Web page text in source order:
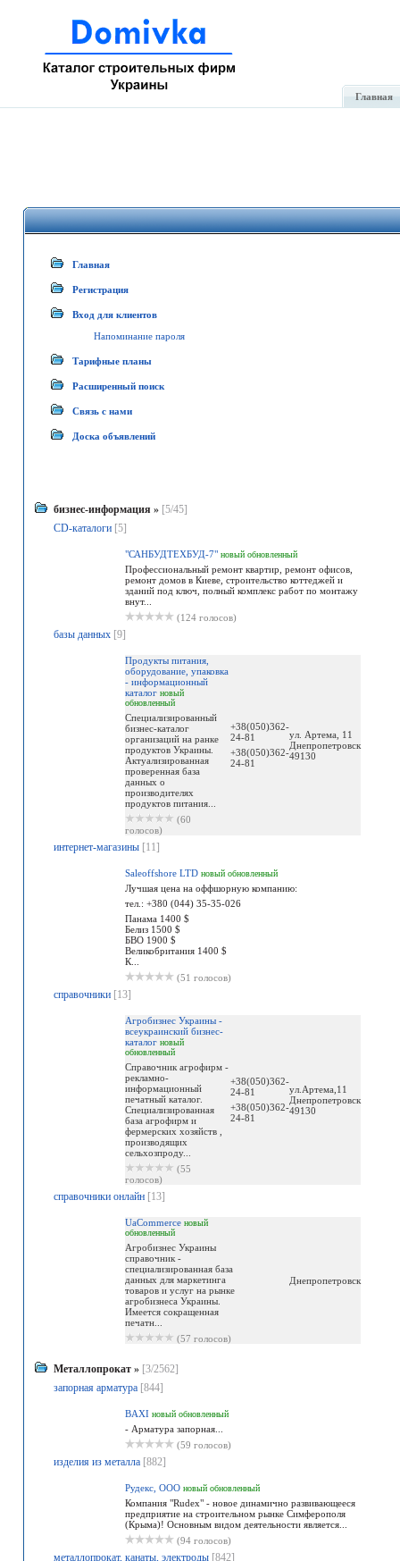
Главная
Главная
Регистрация
Вход для клиентов
Напоминание пароля
Тарифные планы
Расширенный поиск
Связь с нами
Доска объявлений
бизнес-информация » [5/45]
CD-каталоги [5]
"САНБУДТЕХБУД-7" новый обновленный
Профессиональный ремонт квартир, ремонт офисов,
ремонт домов в Киеве, строительство коттеджей и
зданий под ключ, полный комплекс работ по монтажу
внут...
(124 голосов)
базы данных [9]
Продукты питания,
оборудование, упаковка
- информационный
каталог новый
обновленный
Специализированный
бизнес-каталог
организаций на ранке
продуктов Украины.
Актуализированная
проверенная база
данных о
производителях
продуктов питания...
(60
голосов)
+38(050)362-
24-81
+38(050)362-
24-81
ул. Артема, 11
Днепропетровск
49130
интернет-магазины [11]
Saleoffshore LTD новый обновленный
Лучшая цена на оффшорную компанию:
тел.: +380 (044) 35-35-026
Панама 1400 $
Белиз 1500 $
БВО 1900 $
Великобритания 1400 $
К...
(51 голосов)
справочники [13]
Агробизнес Украины -
всеукраинский бизнес-
каталог новый
обновленный
Справочник агрофирм -
рекламно-
информационный
печатный каталог.
Специализированная
база агрофирм и
фермерских хозяйств ,
производящих
сельхозпроду...
(55
голосов)
+38(050)362-
24-81
+38(050)362-
24-81
ул.Артема,11
Днепропетровск
49130
справочники онлайн [13]
UaCommerce новый
обновленный
Агробизнес Украины
справочник -
специализированная база
данных для маркетинга
товаров и услуг на рынке
агробизнеса Украины.
Имеется сокращенная
печатн...
(57 голосов)
Днепропетровск
Металлопрокат» [3/2562]
запорная арматура [844]
BAXI новый обновленный
- Арматура запорная...
(59 голосов)
изделия из металла [882]
Рудекс, ООО новый обновленный
Компания "Rudex" - новое динамично развивающееся
предприятие на строительном рынке Симферополя
(Крыма)! Основным видом деятельности является...
(94 голосов)
металлопрокат, канаты, электроды [842]